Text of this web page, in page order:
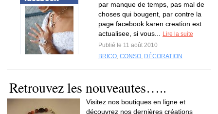
par manque de temps, pas mal de
choses qui bougent, par contre la
page facebook karen creation est
actualisee, si vous...
Lire la suite
Publié le 11 août 2010
BRICO, CONSO, DÉCORATION
Retrouvez les nouveautes…..
Visitez nos boutiques en ligne et
découvrez nos dernières créations